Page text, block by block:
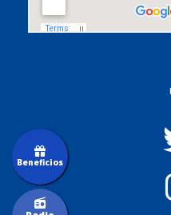
Beneficios